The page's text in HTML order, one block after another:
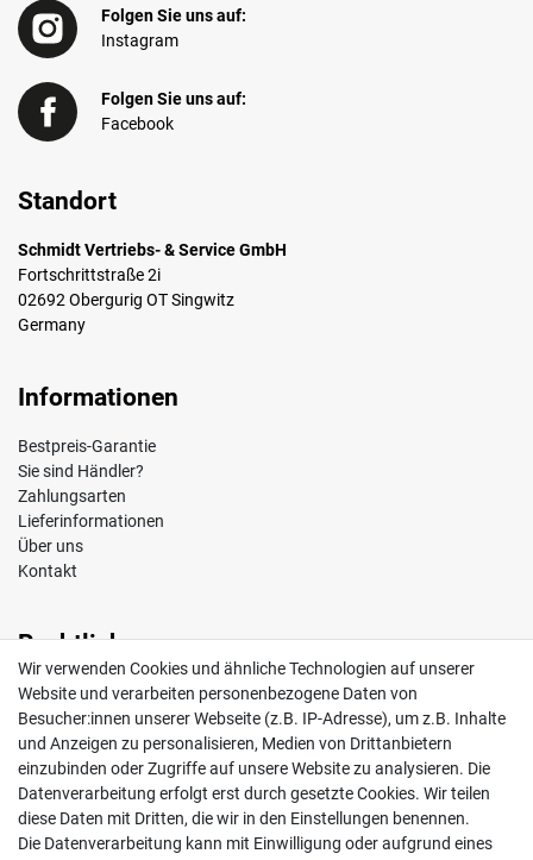
Folgen Sie uns auf:
Instagram
Folgen Sie uns auf:
Facebook
Standort
Schmidt Vertriebs- & Service GmbH
Fortschrittstraße 2i
02692 Obergurig OT Singwitz
Germany
Informationen
Bestpreis-Garantie
Sie sind Händler?
Zahlungsarten
Lieferinformationen
Über uns
Kontakt
Rechtliches
Impressum
AGB
Widerrufsrecht
Datenschutz
Vertrag widerrufen
Wir verwenden Cookies und ähnliche Technologien auf unserer
Website und verarbeiten personenbezogene Daten von
Besucher:innen unserer Webseite (z.B. IP-Adresse), um z.B. Inhalte
und Anzeigen zu personalisieren, Medien von Drittanbietern
einzubinden oder Zugriffe auf unsere Website zu analysieren. Die
Datenverarbeitung erfolgt erst durch gesetzte Cookies. Wir teilen
diese Daten mit Dritten, die wir in den Einstellungen benennen.
Die Datenverarbeitung kann mit Einwilligung oder aufgrund eines